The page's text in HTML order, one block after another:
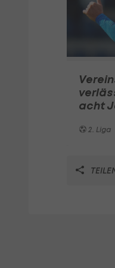
acht
2. Liga